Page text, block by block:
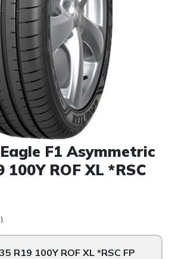
F1 Asymmetric
100Y ROF XL *RSC
R19 100Y ROF XL *RSC FP